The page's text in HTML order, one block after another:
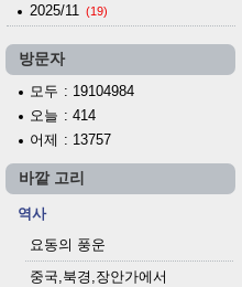
2025/11 (19)
방문자
모두 : 19104984
오늘 : 414
어제 : 13757
바깥 고리
역사
요동의 풍운
중국,북경,장안가에서